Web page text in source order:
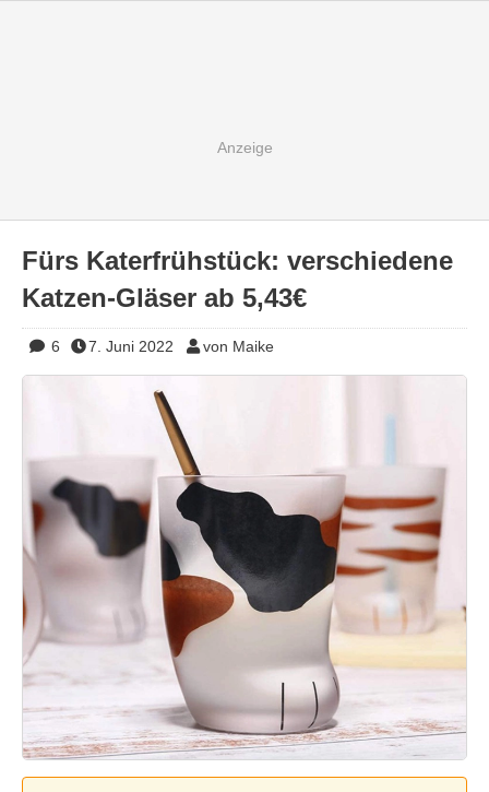
Fürs Katerfrühstück: verschiedene
Katzen-Gläser ab 5,43€
6 7. Juni 2022 von Maike